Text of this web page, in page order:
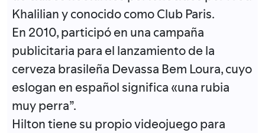
Khalilian y conocido como Club Paris.
En 2010, participó en una campaña
publicitaria para el lanzamiento de la
cerveza brasileña Devassa Bem Loura, cuyo
eslogan en español significa «una rubia
muy perra”.
Hilton tiene su propio videojuego para